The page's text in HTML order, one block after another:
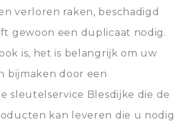
verloren raken, beschadigd
gewoon een duplicaat nodig.
is, het is belangrijk om uw
bijmaken door een
sleutelservice Blesdijke die de
kan leveren die u nodig